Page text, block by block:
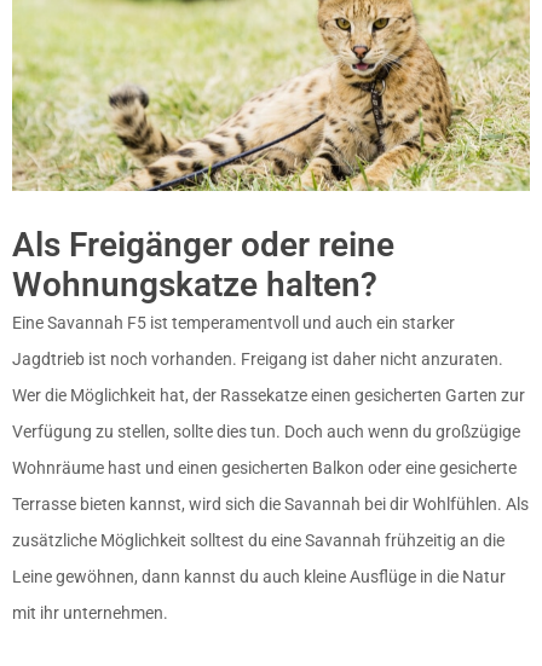
Als Freigänger oder reine
Wohnungskatze halten?
Eine Savannah F5 ist temperamentvoll und auch ein starker
Jagdtrieb ist noch vorhanden. Freigang ist daher nicht anzuraten.
Wer die Möglichkeit hat, der Rassekatze einen gesicherten Garten zur
Verfügung zu stellen, sollte dies tun. Doch auch wenn du großzügige
Wohnräume hast und einen gesicherten Balkon oder eine gesicherte
Terrasse bieten kannst, wird sich die Savannah bei dir Wohlfühlen. Als
zusätzliche Möglichkeit solltest du eine Savannah frühzeitig an die
Leine gewöhnen, dann kannst du auch kleine Ausflüge in die Natur
mit ihr unternehmen.